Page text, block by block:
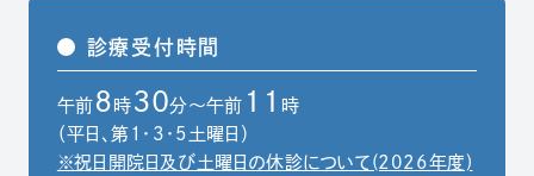
診療受付時間
午前 8 時 30分～午前 11
時
（平日、第1・3・5土曜日）
※祝日開院日及び土曜日の休診について(2026年度)